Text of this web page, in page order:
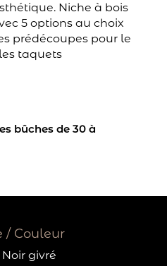
Niche à bois
5 options au choix
prédécoupes pour le
taquets
bûches de 30 à
/ Couleur
Noir givré